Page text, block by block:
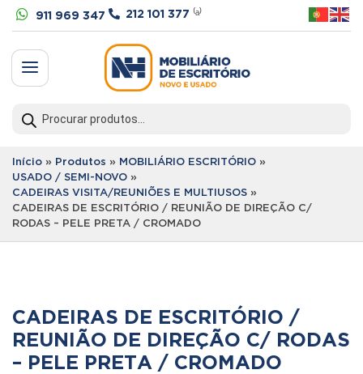
 911 969 347  212 101 377 ⁽ᵃ⁾
a
search
Início » Produtos » MOBILIÁRIO ESCRITÓRIO »
USADO / SEMI-NOVO »
CADEIRAS VISITA/REUNIÕES E MULTIUSOS »
CADEIRAS DE ESCRITÓRIO / REUNIÃO DE DIREÇÃO C/
RODAS – PELE PRETA / CROMADO
CADEIRAS DE ESCRITÓRIO /
REUNIÃO DE DIREÇÃO C/ RODAS
– PELE PRETA / CROMADO